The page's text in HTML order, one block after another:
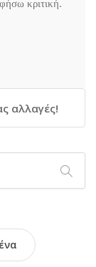
κριτική.
αλλαγές!